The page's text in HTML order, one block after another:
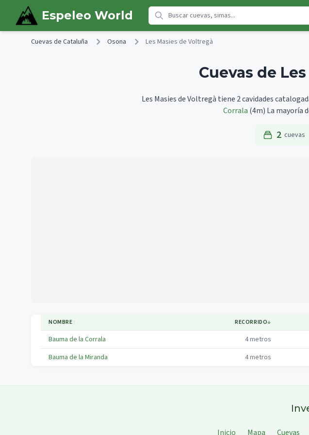
Skip to main content
Espeleo World
Cuevas de Cataluña Osona Les Masies de Voltregà
Cuevas de
Les Masies de Voltregà tiene 2 cavidades
Corrala (4m) La mayoría
2 cuevas
NOMBRE↕ RECORRIDO↓
Bauma de la Corrala 4metros
Bauma de la Miranda
4metros
Inicio Mapa Cuevas